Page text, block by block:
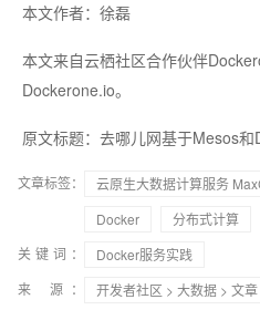
本文作者： 徐磊
本文来自云栖社区合作伙伴
Dockerone.io。
原文标题： 去哪儿网基于Mesos
文章标签： 云原生大数据计算服务
Docker
分布式计算
关键词：
Docker服务实践
来 源：
开发者社区 > 大数据 > 文章